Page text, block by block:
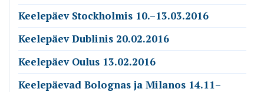
Keelepäev Stockholmis 10.–13.03.2016
Keelepäev Dublinis 20.02.2016
Keelepäev Oulus 13.02.2016
Keelepäevad Bolognas ja Milanos 14.11–